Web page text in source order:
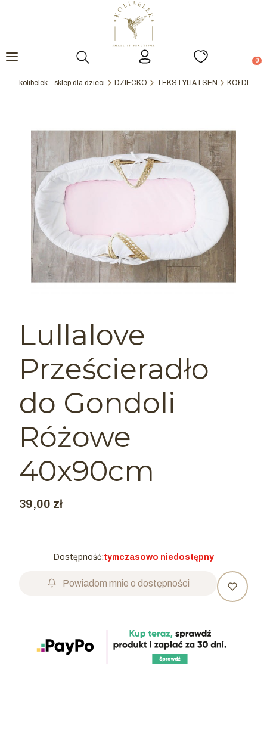
Otwórz wyszukiwarkę
kolibelek - sklep dla dzieci DZIECKO TEKSTYLIA I SEN
Lullalove
Prześcieradło
do Gondoli
Różowe
40x90cm
Cena
39,00 zł
Dostępność:tymczasowo niedostępny
Powiadom mnie o dostępności